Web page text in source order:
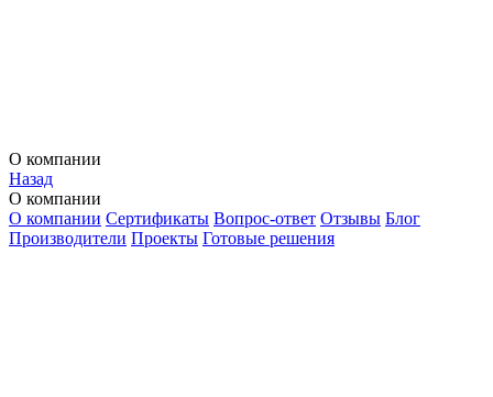
О компании
Назад
О компании
О компании Сертификаты Вопрос-ответ Отзывы Блог
Производители Проекты Готовые решения